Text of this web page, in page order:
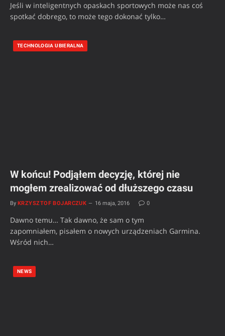
Jeśli w inteligentnych opaskach sportowych może nas coś
spotkać dobrego, to może tego dokonać tylko…
TECHNOLOGIA UBIERALNA
W końcu! Podjąłem decyzję, której nie
mogłem zrealizować od dłuższego czasu
By KRZYSZTOF BOJARCZUK 16 maja, 2016 0
Dawno temu… Tak dawno, że sam o tym
zapomniałem, pisałem o nowych urządzeniach Garmina.
Wśród nich…
NEWS